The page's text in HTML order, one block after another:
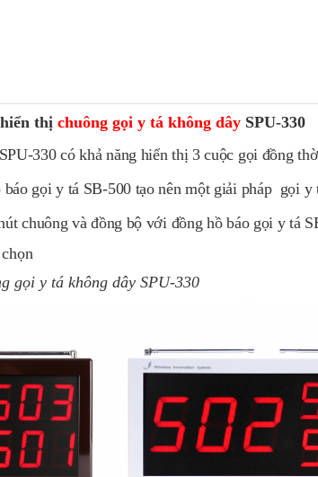
thị chuông gọi y tá không dây SPU-330
330 có khả năng hiển thị 3 cuộc gọi đồng
gọi y tá SB-500 tạo nên một giải pháp gọi y
chuông và đồng bộ với đồng hồ báo gọi y tá
gọi y tá không dây SPU-330